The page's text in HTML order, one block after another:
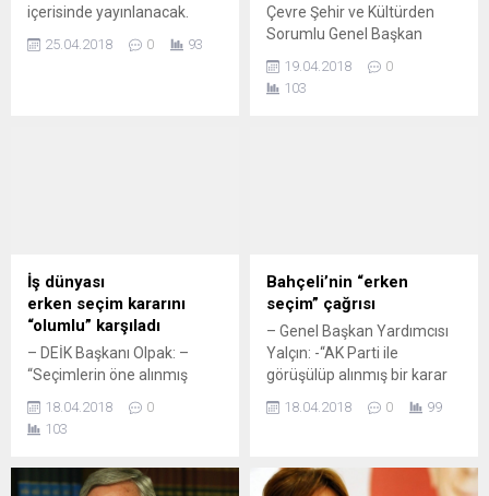
içerisinde yayınlanacak.
25.04.2018 0 93
Çevre Şehir ve Kültürden
Sorumlu Genel Başkan
Karaaslan, “Bizler hiçbir
zaman sahaya, seçim ilan
her şehrin 2023 hedefinin
ortak akılla belirlenmesi
için...
19.04.2018
0
103
İş dünyası
erken seçim kararını
“olumlu” karşıladı
– DEİK Başkanı Olpak: –
“Seçimlerin öne alınmış
olması iş dünyası açısından
belirsizliklerin de bir an önce
ortadan kalkacağı ve
göreceğimiz anlamına
18.04.2018
0
103
Bahçeli’nin “erken
seçim” çağrısı
– Genel Başkan Yardımcısı
Yalçın: -“AK Parti ile
görüşülüp alınmış bir karar
değil, bir baskı değil, bu bir
teklif” – “Bu,
şekilde yerine oturtulması,
18.04.2018 0 99